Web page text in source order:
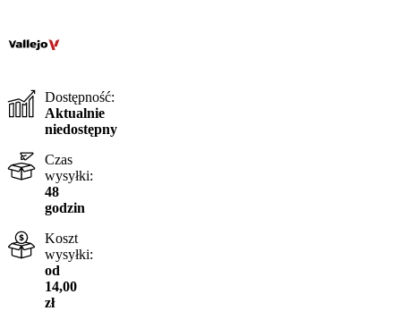
Dostępność:
Aktualnie
niedostępny
Czas
wysyłki:
48
godzin
Koszt
wysyłki:
od
14,00
zł